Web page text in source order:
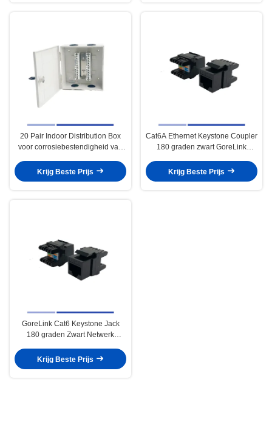
20 Pair Indoor Distribution Box
voor corrosiebestendigheid van
Krijg Beste Prijs
Cat6A Ethernet Keystone Coupler
180 graden zwart GoreLink
Krijg Beste Prijs
GoreLink Cat6 Keystone Jack
180 graden Zwart Netwerk
Krijg Beste Prijs